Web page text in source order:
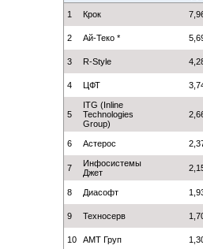
1 Крок
2 Ай-Теко *
3 R-Style
4 ЦФТ
5
ITG (Inline
Technologies
Group)
6 Астерос
7
Инфосистемы
Джет
8 Диасофт
9 Техносерв
10 АМТ Груп